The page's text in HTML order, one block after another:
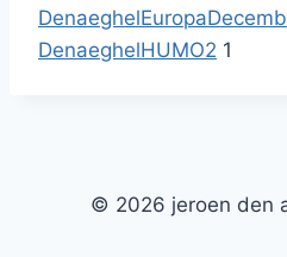
DenaeghelEuropa
DenaeghelHUMO2 1
© 2026 jeroen den